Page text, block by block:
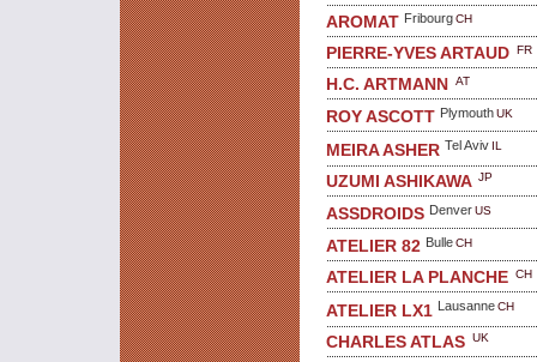
AROMAT FribourgCH
PIERRE-YVES ARTAUD FR
H.C. ARTMANN AT
ROY ASCOTT PlymouthUK
MEIRA ASHER Tel Aviv IL
UZUMI ASHIKAWA JP
ASSDROIDS DenverUS
ATELIER 82 BulleCH
ATELIER LA PLANCHE CH
ATELIER LX1 LausanneCH
CHARLES ATLAS UK